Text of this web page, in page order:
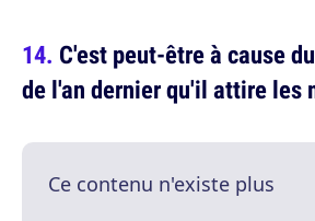
C'est peut-être à cause
de l'an dernier qu'il attire les
Ce contenu n'existe plus